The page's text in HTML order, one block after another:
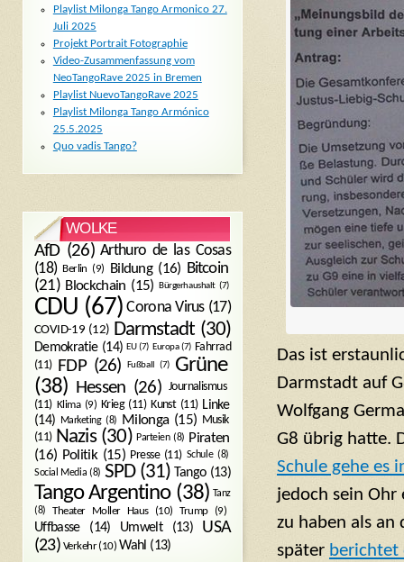
Das ist
Darmstadt auf
Wolfgang
G8 übrig hatte.
Schule gehe es
jedoch sein Ohr
zu haben als an
später berichtet
Playlist Milonga Tango Armonico 27.
Juli 2025
Projekt Portrait Fotographie
Video-Zusammenfassung vom
NeoTangoRave 2025 in Bremen
Playlist NuevoTangoRave 2025
Playlist Milonga Tango Armónico
25.5.2025
Quo vadis Tango?
WOLKE
AfD(26) Arthuro de las Cosas
(18) Berlin (9) Bildung(16) Bitcoin
(21) Blockchain (15) Bürgerhaushalt (7)
CDU (67) Corona Virus(17)
COVID-19 (12) Darmstadt (30)
Demokratie(14) EU(7) Europa(7) Fahrrad
(11)
FDP(26) Fußball (7)
Grüne
(38) Hessen (26) Journalismus
(11) Klima(9) Krieg(11) Kunst(11) Linke
(14) Marketing(8) Milonga(15) Musik
(11) Nazis(30) Parteien(8) Piraten
(16) Politik(15) Presse(11) Schule(8)
Social Media (8) SPD(31) Tango(13)
Tango Argentino(38) Tanz
(8)
Theater Moller Haus(10) Trump(9)
Uffbasse(14) Umwelt(13)
USA
(23) Verkehr(10) Wahl (13)